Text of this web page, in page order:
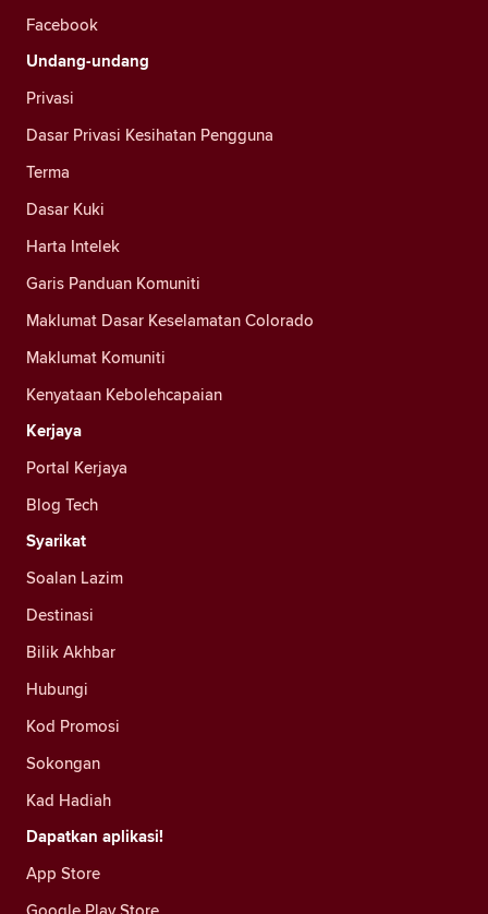
Facebook
Undang-undang
Privasi
Dasar Privasi Kesihatan Pengguna
Terma
Dasar Kuki
Harta Intelek
Garis Panduan Komuniti
Maklumat Dasar Keselamatan Colorado
Maklumat Komuniti
Kenyataan Kebolehcapaian
Kerjaya
Portal Kerjaya
Blog Tech
Syarikat
Soalan Lazim
Destinasi
Bilik Akhbar
Hubungi
Kod Promosi
Sokongan
Kad Hadiah
Dapatkan aplikasi!
App Store